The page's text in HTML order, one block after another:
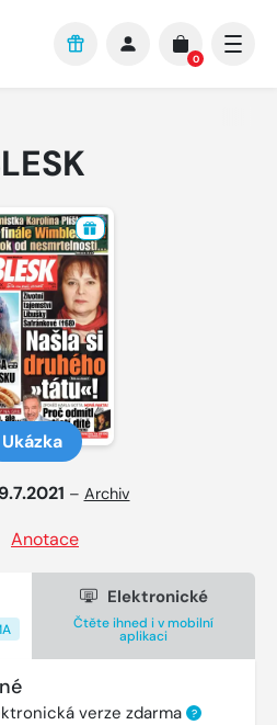
0
Ukázka
9.7.2021 – Archiv
Anotace
Elektronické
Čtěte ihned i v mobilní
aplikaci
verze zdarma ?